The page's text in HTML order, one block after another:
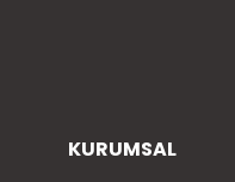
KURUMSAL